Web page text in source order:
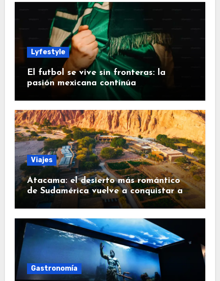
Lyfestyle
El futbol se vive sin fronteras: la
pasión mexicana continúa
Viajes
Atacama: el desierto más romántico
de Sudamérica vuelve a conquistar a
los viajeros
Gastronomía